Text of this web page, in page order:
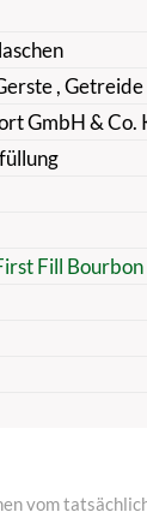
, Getreide
GmbH &
Fill Bourbon
vom